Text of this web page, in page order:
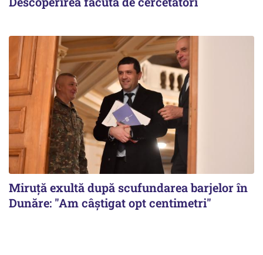
Miruță exultă după scufundarea barjelor în
Dunăre: "Am câștigat opt centimetri"